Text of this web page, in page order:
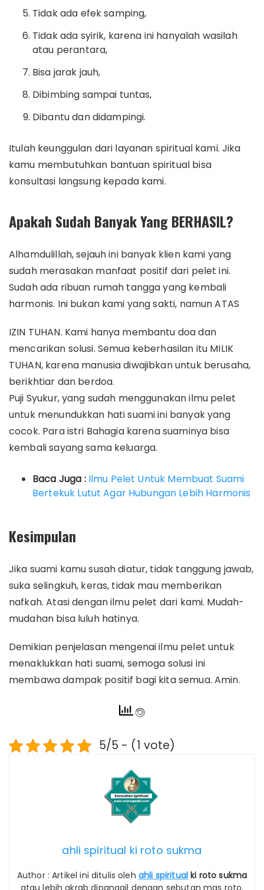
Tidak ada efek samping,
Tidak ada syirik, karena ini hanyalah wasilah
atau perantara,
Bisa jarak jauh,
Dibimbing sampai tuntas,
Dibantu dan didampingi.
Itulah keunggulan dari layanan spiritual kami. Jika
kamu membutuhkan bantuan spiritual bisa
konsultasi langsung kepada kami.
Apakah Sudah Banyak Yang BERHASIL?
Alhamdulillah, sejauh ini banyak klien kami yang
sudah merasakan manfaat positif dari pelet ini.
Sudah ada ribuan rumah tangga yang kembali
harmonis. Ini bukan kami yang sakti, namun ATAS
IZIN TUHAN. Kami hanya membantu doa dan
mencarikan solusi. Semua keberhasilan itu MILIK
TUHAN, karena manusia diwajibkan untuk berusaha,
berikhtiar dan berdoa.
Puji Syukur, yang sudah menggunakan ilmu pelet
untuk menundukkan hati suami ini banyak yang
cocok. Para istri Bahagia karena suaminya bisa
kembali sayang sama keluarga.
Baca Juga : Ilmu Pelet Untuk Membuat Suami
Bertekuk Lutut Agar Hubungan Lebih Harmonis
Kesimpulan
Jika suami kamu susah diatur, tidak tanggung jawab,
suka selingkuh, keras, tidak mau memberikan
nafkah. Atasi dengan ilmu pelet dari kami. Mudah-
mudahan bisa luluh hatinya.
Demikian penjelasan mengenai ilmu pelet untuk
menaklukkan hati suami, semoga solusi ini
membawa dampak positif bagi kita semua. Amin.
5/5 - (1 vote)
ahli spiritual ki roto sukma
Author : Artikel ini ditulis oleh ahli spiritual ki roto sukma
atau lebih akrab dipanggil dengan sebutan mas roto.